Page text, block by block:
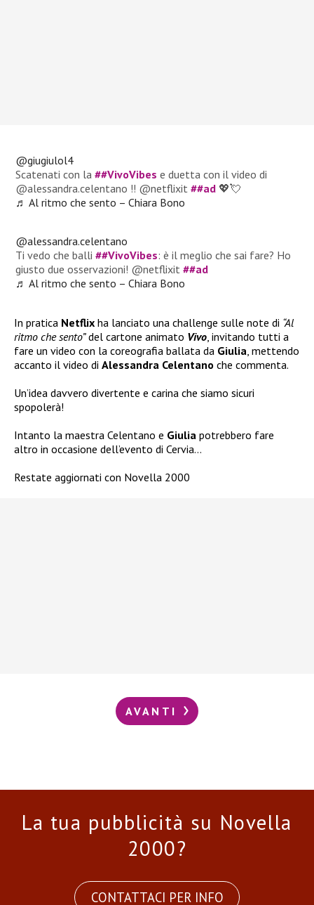
@giugiulol4
Scatenati con la##VivoVibes e duetta con il video di
@alessandra.celentano !! @netflixit##ad 💖💘
♬ Al ritmo che sento – Chiara Bono
@alessandra.celentano
Ti vedo che balli##VivoVibes: è il meglio che sai fare? Ho
giusto due osservazioni! @netflixit##ad
♬ Al ritmo che sento – Chiara Bono
In pratica Netflix ha lanciato una challenge sulle note di “Al
ritmo che sento”del cartone animato Vivo , invitando tutti a
fare un video con la coreografia ballata da Giulia , mettendo
accanto il video di Alessandra Celentano che commenta.
Un’idea davvero divertente e carina che siamo sicuri
spopolerà!
Intanto la maestra Celentano e Giulia potrebbero fare
altro in occasione dell’evento di Cervia…
Restate aggiornati con Novella 2000
AVANTI
La tua pubblicità su Novella
2000?
CONTATTACI PER INFO